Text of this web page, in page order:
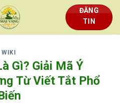
ĐĂNG
TIN
WIKI
Gì? Giải Mã Ý
Từ Viết Tắt Phổ